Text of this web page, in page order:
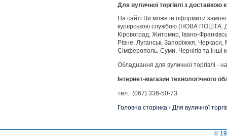
Для вуличної торгівлі з доставкою
На сайті Ви можете оформити
курєрською службою (НОВА ПОШТА,
Кіровоград, Житомир, Івано-
Рівне, Луганськ, Запоріжжя,
Сімферополь, Суми, Чернігів та інші
Обладнання для вуличної торгівлі -
Інтернет-магазин технологічного
тел.: (067) 336-50-73
Головна сторінка › Для вуличної
©